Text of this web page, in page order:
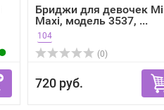
Бриджи для девочек
Maxi, модель 3537, ...
104
(0)
720 руб.